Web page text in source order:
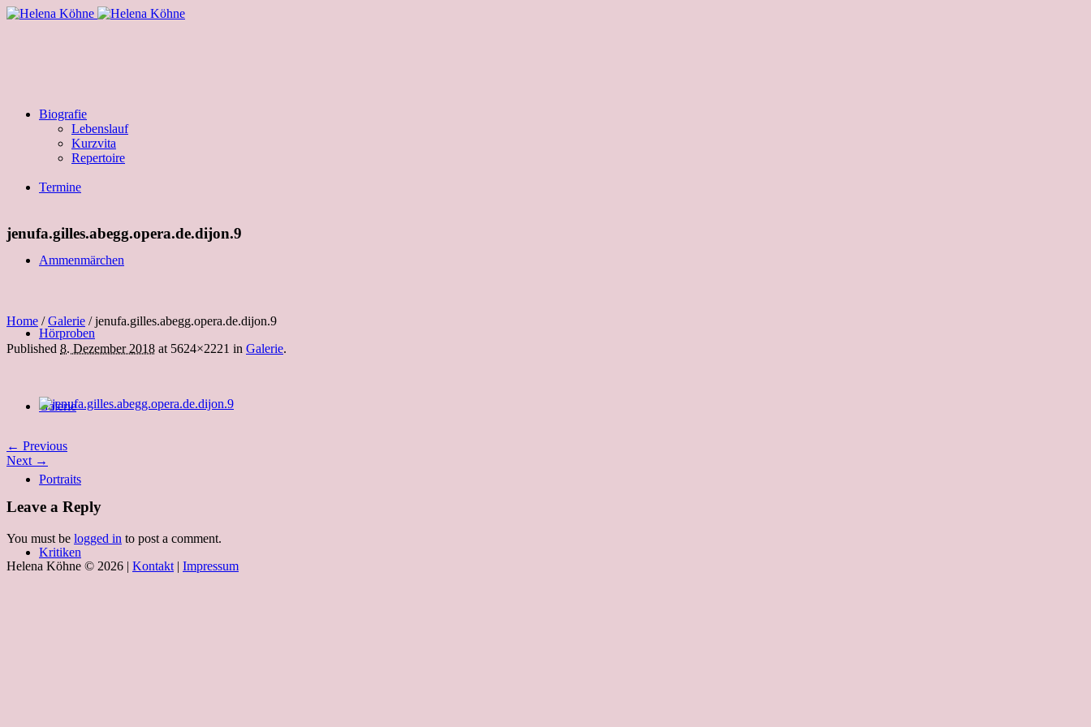
Biografie
Lebenslauf
Kurzvita
Repertoire
Termine
Ammenmärchen
Hörproben
Galerie
Portraits
Kritiken
jenufa.gilles.abegg.opera.de.dijon.9
Home /Galerie /jenufa.gilles.abegg.opera.de.dijon.9
Published 8. Dezember 2018 at 5624×2221 in Galerie.
← Previous
Next →
Leave a Reply
You must be logged in to post a comment.
Helena Köhne © 2026 | Kontakt | Impressum